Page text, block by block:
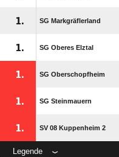
1. SG Markgräflerland
1. SG Oberes Elztal
1. SG Oberschopfheim
1. SG Steinmauern
1. SV 08 Kuppenheim 2
Legende